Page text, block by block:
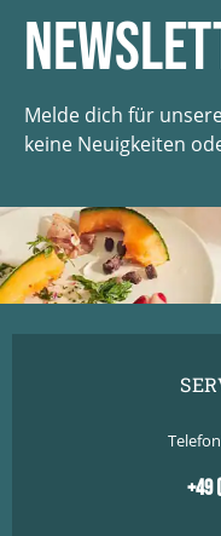
Melde dich für
keine Neuigkeiten
+49